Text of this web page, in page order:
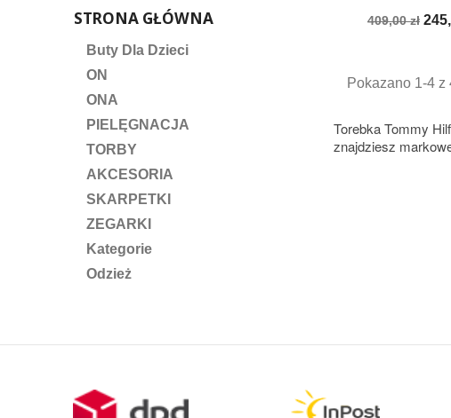
STRONA GŁÓWNA
Buty Dla Dzieci
ON
ONA
PIELĘGNACJA
TORBY
AKCESORIA
SKARPETKI
ZEGARKI
Kategorie
Odzież
Cena
409,00 zł
Pokazano 1-4 z
Torebka Tommy
znajdziesz